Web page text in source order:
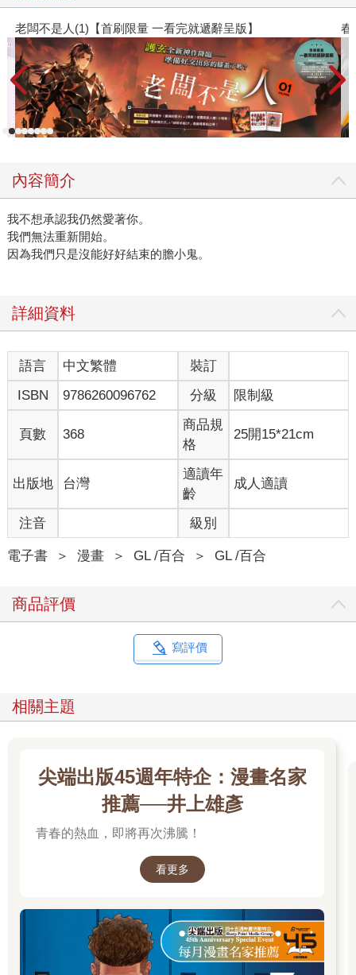
春光ｘ奇幻基地｜全書系展
內容簡介
我不想承認我仍然愛著你。
我們無法重新開始。
因為我們只是沒能好好結束的膽小鬼。
詳細資料
語言 中文繁體
裝訂
ISBN
9786260096762 分級 限制級
頁數 368
商品規
格
25開15*21cm
出版地 台灣
適讀年
齡
成人適讀
注音 級別
電子書 ＞ 漫畫 ＞ GL /百合 ＞ GL /百合
商品評價
寫評價
相關主題
尖端出版45週年特企：漫畫名家
推薦──井上雄彥
青春的熱血，即將再次沸騰！
看更多